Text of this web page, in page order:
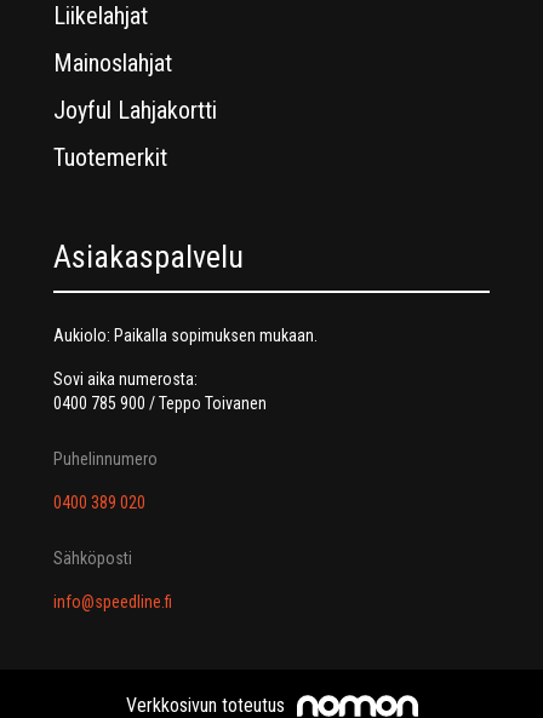
Liikelahjat
Mainoslahjat
Joyful Lahjakortti
Tuotemerkit
Asiakaspalvelu
Aukiolo: Paikalla sopimuksen mukaan.
Sovi aika numerosta:
0400 785 900 / Teppo Toivanen
Puhelinnumero
0400 389 020
Sähköposti
info@speedline.fi
Verkkosivun toteutus